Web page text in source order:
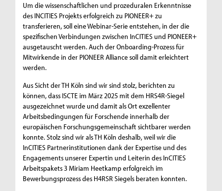
Um die wissenschaftlichen und prozeduralen Erkenntnisse
des INCITIES Projekts erfolgreich zu PIONEER+ zu
transferieren, soll eine Webinar-Serie entstehen, in der die
spezifischen Verbindungen zwischen InCITIES und PIONEER+
ausgetauscht werden. Auch der Onboarding-Prozess für
Mitwirkende in der PIONEER Alliance soll damit erleichtert
werden.
Aus Sicht der TH Köln sind wir sind stolz, berichten zu
können, dass ISCTE im März 2025 mit dem HRS4R-Siegel
ausgezeichnet wurde und damit als Ort exzellenter
Arbeitsbedingungen für Forschende innerhalb der
europäischen Forschungsgemeinschaft sichtbarer werden
konnte. Stolz sind wir als TH Köln deshalb, weil wir die
InCITIES Partnerinstitutionen dank der Expertise und des
Engagements unserer Expertin und Leiterin des InCITIES
Arbeitspakets 3 Miriam Heetkamp erfolgreich im
Bewerbungsprozess des H4RSR Siegels beraten konnten.